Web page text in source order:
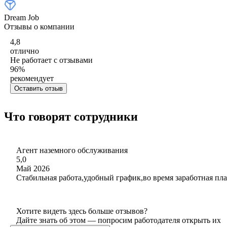
Dream Job
Отзывы о компании
4,8
отлично
Не работает с отзывами
96%
рекомендует
Оставить отзыв
Что говорят сотрудники
Агент наземного обслуживания
5,0
Май 2026
Стабильная работа,удобный график,во время заработная
Хотите видеть здесь больше отзывов?
Дайте знать об этом — попросим работодателя открыть их